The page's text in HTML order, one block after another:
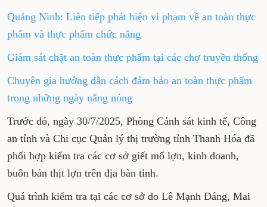
Quảng Ninh: Liên tiếp phát hiện vi phạm về an toàn thực
phẩm và thực phẩm chức năng
Giám sát chặt an toàn thực phẩm tại các chợ truyền thống
Chuyên gia hướng dẫn cách đảm bảo an toàn thực phẩm
trong những ngày nắng nóng
Trước đó, ngày 30/7/2025, Phòng Cảnh sát kinh tế, Công
an tỉnh và Chi cục Quản lý thị trường tỉnh Thanh Hóa đã
phối hợp kiểm tra các cơ sở giết mổ lợn, kinh doanh,
buôn bán thịt lợn trên địa bàn tỉnh.
Quá trình kiểm tra tại các cơ sở do Lê Mạnh Đáng, Mai